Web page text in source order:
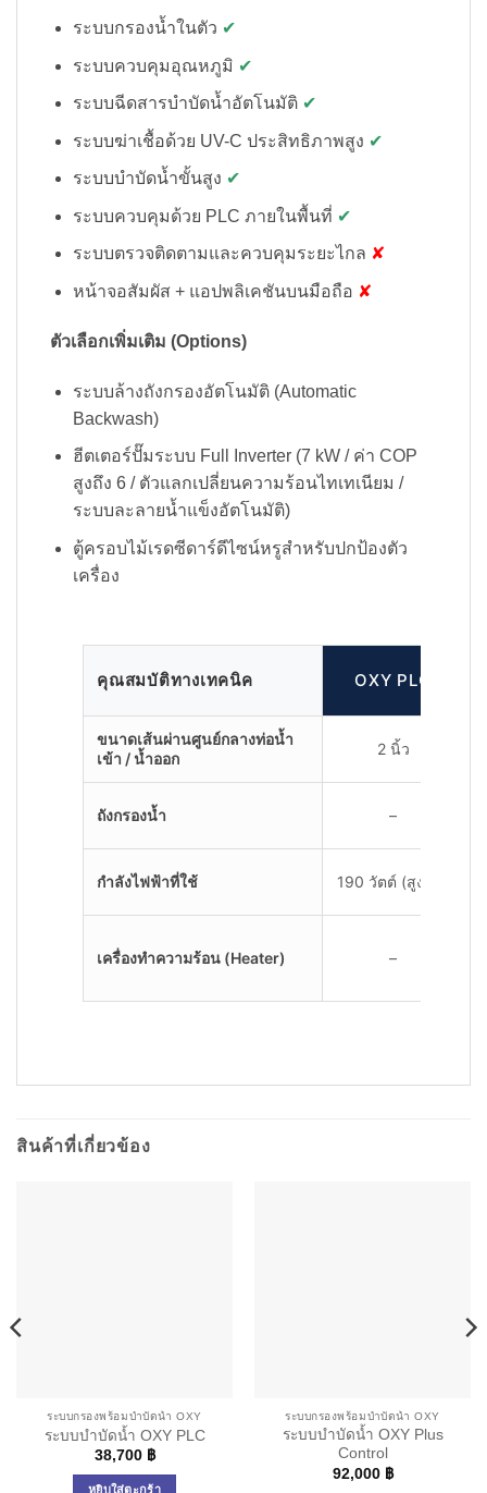
ระบบกรองน้ำในตัว ✔
ระบบควบคุมอุณหภูมิ ✔
ระบบฉีดสารบำบัดน้ำอัตโนมัติ ✔
ระบบฆ่าเชื้อด้วย UV-C ประสิทธิภาพสูง ✔
ระบบบำบัดน้ำขั้นสูง ✔
ระบบควบคุมด้วย PLC ภายในพื้นที่ ✔
ระบบตรวจติดตามและควบคุมระยะไกล ✘
หน้าจอสัมผัส + แอปพลิเคชันบนมือถือ ✘
ตัวเลือกเพิ่มเติม (Options)
ระบบล้างถังกรองอัตโนมัติ (Automatic
Backwash)
ฮีตเตอร์ปั๊มระบบ Full Inverter (7 kW / ค่า COP
สูงถึง 6 / ตัวแลกเปลี่ยนความร้อนไทเทเนียม /
ระบบละลายน้ำแข็งอัตโนมัติ)
ตู้ครอบไม้เรดซีดาร์ดีไซน์หรูสำหรับปกป้องตัว
เครื่อง
คุณสมบัติทางเทคนิค OXY PLC
ขนาดเส้นผ่านศูนย์กลางท่อน้ำ
เข้า / น้ำออก
2 นิ้ว
ถังกรองน้ำ –
กำลังไฟฟ้าที่ใช้ 190 วัตต์ (สูงสุด)
เครื่องทำความร้อน (Heater) –
สินค้าที่เกี่ยวข้อง
ระบบกรองพร้อมบำบัดน้ำ OXY
ระบบบำบัดน้ำ OXY PLC
38,700 ฿
หยิบใส่ตะกร้า
ระบบกรองพร้อมบำบัดน้ำ OXY
ระบบบำบัดน้ำ OXY Plus
Control
92,000 ฿